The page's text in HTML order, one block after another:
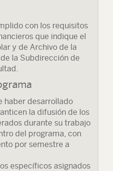
con los requisitos
que indique el
y de Archivo de la
la Subdirección de
haber desarrollado
la difusión de los
durante su trabajo
del programa, con
por semestre a
específicos asignados